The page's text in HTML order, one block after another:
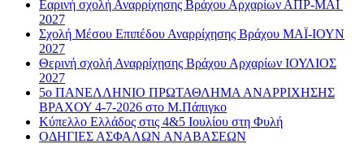
Εαρινή σχολή Αναρρίχησης Βράχου Αρχαρίων ΑΠΡ-ΜΑΙ
2027
Σχολή Μέσου Επιπέδου Αναρρίχησης Βράχου ΜΑΪ-ΙΟΥΝ
2027
Θερινή σχολή Αναρρίχησης Βράχου Αρχαρίων ΙΟΥΛΙΟΣ
2027
5ο ΠΑΝΕΛΛΗΝΙΟ ΠΡΩΤΑΘΛΗΜΑ ΑΝΑΡΡΙΧΗΣΗΣ
ΒΡΑΧΟΥ 4-7-2026 στο Μ.Πάπιγκο
Κύπελλο Ελλάδος στις 4&5 Ιουλίου στη Φυλή
ΟΔΗΓΙΕΣ ΑΣΦΑΛΩΝ ΑΝΑΒΑΣΕΩΝ